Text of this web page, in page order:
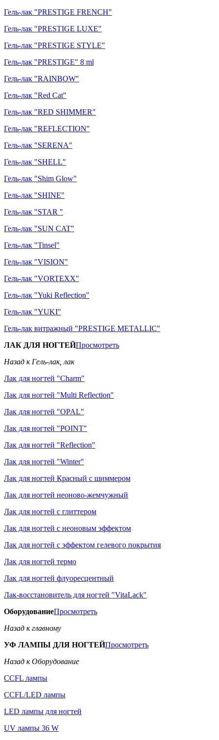
Гель-лак "PRESTIGE FRENCH"
Гель-лак "PRESTIGE LUXE"
Гель-лак "PRESTIGE STYLE"
Гель-лак "PRESTIGE" 8 ml
Гель-лак "RAINBOW"
Гель-лак "Red Cat"
Гель-лак "RED SHIMMER"
Гель-лак "REFLECTION"
Гель-лак "SERENA"
Гель-лак "SHELL"
Гель-лак "Shim Glow"
Гель-лак "SHINE"
Гель-лак "STAR "
Гель-лак "SUN CAT"
Гель-лак "Tinsel"
Гель-лак "VISION"
Гель-лак "VORTEXX"
Гель-лак "Yuki Reflection"
Гель-лак "YUKI"
Гель-лак витражный "PRESTIGE METALLIC"
ЛАК ДЛЯ НОГТЕЙПросмотреть
Назад к Гель-лак, лак
Лак для ногтей "Charm"
Лак для ногтей "Multi Reflection"
Лак для ногтей "OPAL"
Лак для ногтей "POINT"
Лак для ногтей "Reflection"
Лак для ногтей "Winter"
Лак для ногтей Красный с шиммером
Лак для ногтей неоново-жемчужный
Лак для ногтей с глиттером
Лак для ногтей с неоновым эффектом
Лак для ногтей с эффектом гелевого покрытия
Лак для ногтей термо
Лак для ногтей флуоресцентный
Лак-восстановитель для ногтей "VitaLack"
ОборудованиеПросмотреть
Назад к главному
УФ ЛАМПЫ ДЛЯ НОГТЕЙПросмотреть
Назад к Оборудование
CCFL лампы
CCFL/LED лампы
LED лампы для ногтей
UV лампы 36 W